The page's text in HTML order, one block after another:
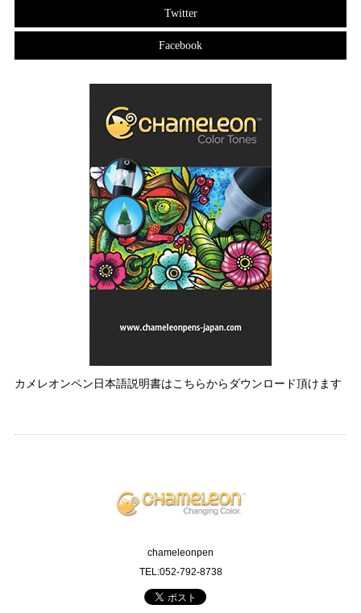
Twitter
Facebook
カメレオンペン日本語説明書はこちらからダウンロード頂けます
chameleonpen
TEL:052-792-8738